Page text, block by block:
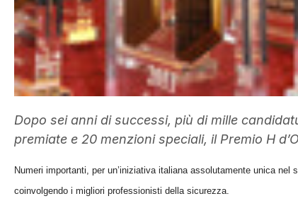
Dopo sei anni di successi, più di mille
premiate e 20 menzioni speciali, il Premio H
Numeri importanti, per un’iniziativa italiana assolutamente unica
coinvolgendo i migliori professionisti della sicurezza.